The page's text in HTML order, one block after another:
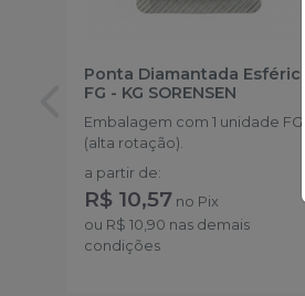
Ponta Diamantada Esférica
FG - KG SORENSEN
Embalagem com 1 unidade FG
(alta rotação).
a partir de:
R$ 10,57 no Pix
ou R$ 10,90 nas demais
condições